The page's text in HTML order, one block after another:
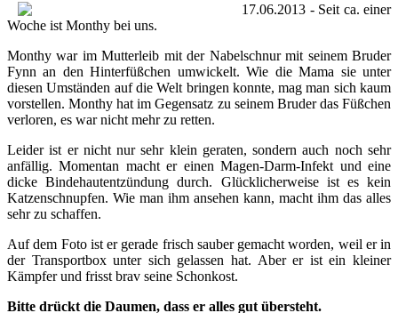
17.06.2013 - Seit ca. einer
Woche ist Monthy bei uns.
Monthy war im Mutterleib mit der Nabelschnur mit seinem Bruder
Fynn an den Hinterfüßchen umwickelt. Wie die Mama sie unter
diesen Umständen auf die Welt bringen konnte, mag man sich kaum
vorstellen. Monthy hat im Gegensatz zu seinem Bruder das Füßchen
verloren, es war nicht mehr zu retten.
Leider ist er nicht nur sehr klein geraten, sondern auch noch sehr
anfällig. Momentan macht er einen Magen-Darm-Infekt und eine
dicke Bindehautentzündung durch. Glücklicherweise ist es kein
Katzenschnupfen. Wie man ihm ansehen kann, macht ihm das alles
sehr zu schaffen.
Auf dem Foto ist er gerade frisch sauber gemacht worden, weil er in
der Transportbox unter sich gelassen hat. Aber er ist ein kleiner
Kämpfer und frisst brav seine Schonkost.
Bitte drückt die Daumen, dass er alles gut übersteht.